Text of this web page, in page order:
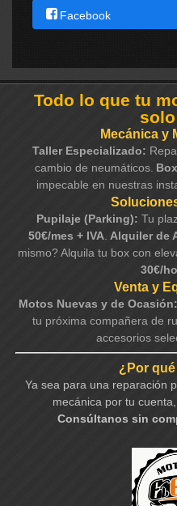
Facebook
Todo lo que tu
Mecánica y
Taller Especializado:
cambio de neumáticos.
impecable en nuestras
Pupilaje (Parking): Tu
50€/mes + IVA. Alquiler de
mismo? Alquila tu box con
30€/
Venta y
Motos Nuevas y de Ocasión:
tu próxima compañera de
accesorios
¿Por
Ya sea para una reparación
mecánica por tu
Consúltanos sin